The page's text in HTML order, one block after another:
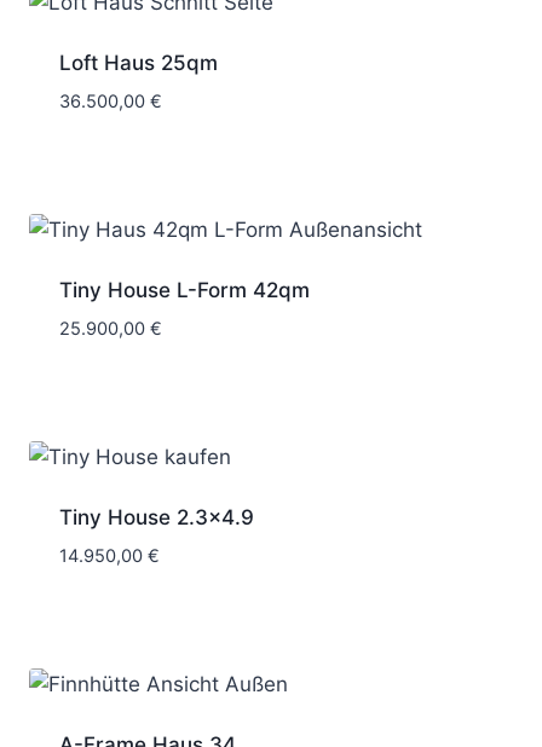
Loft Haus 25qm
36.500,00 €
Tiny House L-Form 42qm
25.900,00 €
Tiny House 2.3×4.9
14.950,00 €